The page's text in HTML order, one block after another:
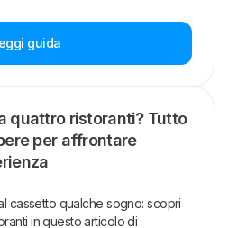
guida
quattro ristoranti? Tutto
per affrontare
cassetto qualche sogno: scopri
in questo articolo di